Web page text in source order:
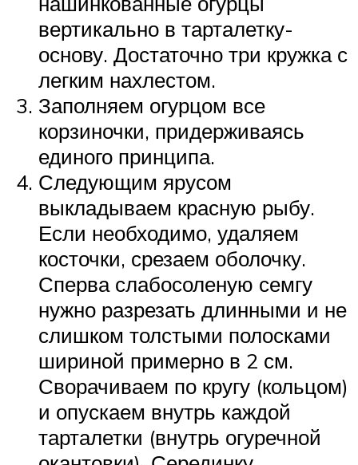
вертикально в тарталетку-
основу. Достаточно три кружка с
легким нахлестом.
Заполняем огурцом все
корзиночки, придерживаясь
единого принципа.
Следующим ярусом
выкладываем красную рыбу.
Если необходимо, удаляем
косточки, срезаем оболочку.
Сперва слабосоленую семгу
нужно разрезать длинными и не
слишком толстыми полосками
шириной примерно в 2 см.
Сворачиваем по кругу (кольцом)
и опускаем внутрь каждой
тарталетки (внутрь огуречной